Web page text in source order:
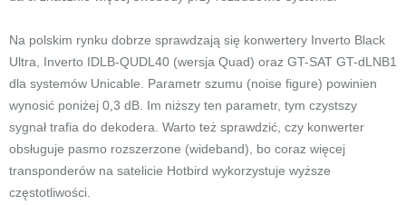
Na polskim rynku dobrze sprawdzają się konwertery Inverto Black
Ultra, Inverto IDLB-QUDL40 (wersja Quad) oraz GT-SAT GT-dLNB1
dla systemów Unicable. Parametr szumu (noise figure) powinien
wynosić poniżej 0,3 dB. Im niższy ten parametr, tym czystszy
sygnał trafia do dekodera. Warto też sprawdzić, czy konwerter
obsługuje pasmo rozszerzone (wideband), bo coraz więcej
transponderów na satelicie Hotbird wykorzystuje wyższe
częstotliwości.